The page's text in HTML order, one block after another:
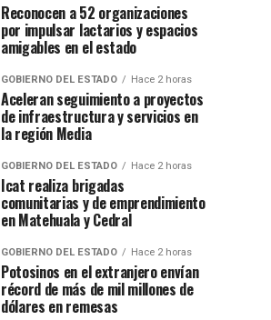
Reconocen a 52 organizaciones
por impulsar lactarios y espacios
amigables en el estado
GOBIERNO DEL ESTADO Hace 2 horas
Aceleran seguimiento a proyectos
de infraestructura y servicios en
la región Media
GOBIERNO DEL ESTADO Hace 2 horas
Icat realiza brigadas
comunitarias y de emprendimiento
en Matehuala y Cedral
GOBIERNO DEL ESTADO Hace 2 horas
Potosinos en el extranjero envían
récord de más de mil millones de
dólares en remesas